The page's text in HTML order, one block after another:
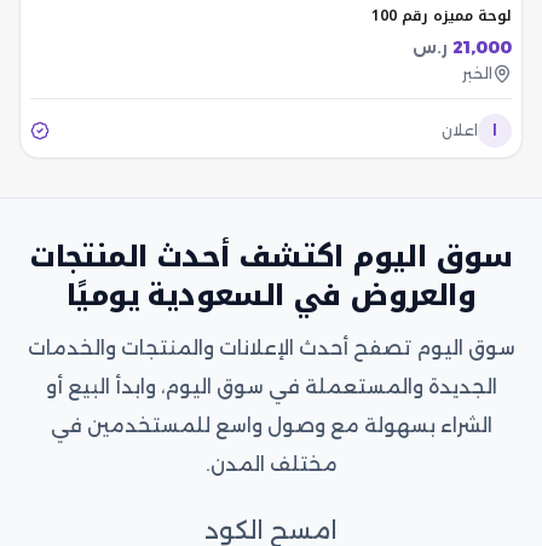
لوحة مميزه رقم 100
21,000 ر.س
الخبر
ا اعلان
سوق اليوم اكتشف أحدث المنتجات
والعروض في السعودية يوميًا
سوق اليوم تصفح أحدث الإعلانات والمنتجات والخدمات
الجديدة والمستعملة في سوق اليوم، وابدأ البيع أو
الشراء بسهولة مع وصول واسع للمستخدمين في
مختلف المدن.
امسح الكود